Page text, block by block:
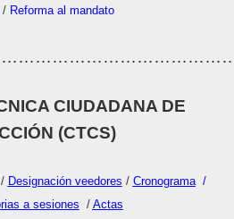
Reforma al mandato
CIUDADANA DE
(CTCS)
/ Designación veedores / Cronograma/
a sesiones / Actas